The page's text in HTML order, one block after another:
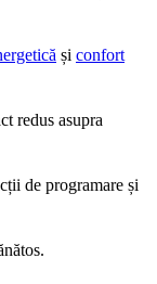
și confort
redus asupra
de programare și